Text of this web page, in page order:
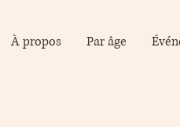
À propos Par âge